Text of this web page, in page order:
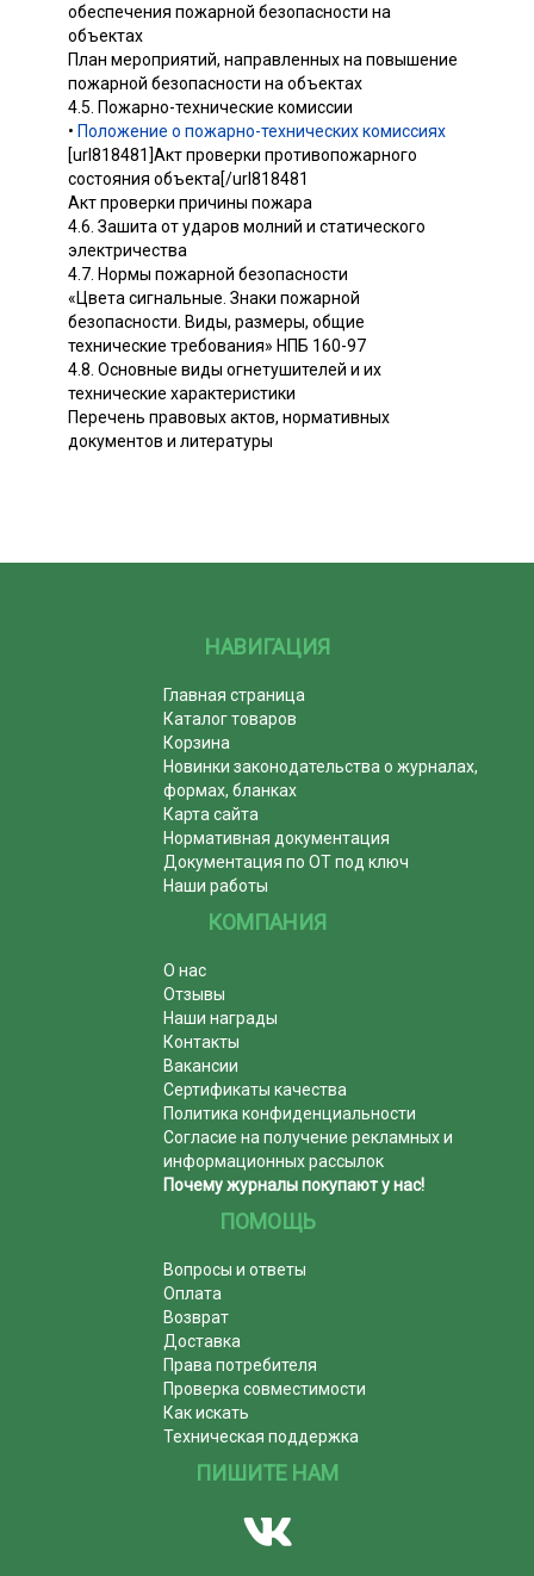
обеспечения пожарной безопасности на
объектах
План мероприятий, направленных на повышение
пожарной безопасности на объектах
4.5. Пожарно-технические комиссии
• Положение о пожарно-технических комиссиях
[url818481]Акт проверки противопожарного
состояния объекта[/url818481
Акт проверки причины пожара
4.6. Зашита от ударов молний и статического
электричества
4.7. Нормы пожарной безопасности
«Цвета сигнальные. Знаки пожарной
безопасности. Виды, размеры, общие
технические требования» НПБ 160-97
4.8. Основные виды огнетушителей и их
технические характеристики
Перечень правовых актов, нормативных
документов и литературы
НАВИГАЦИЯ
Главная страница
Каталог товаров
Корзина
Новинки законодательства о журналах,
формах, бланках
Карта сайта
Нормативная документация
Документация по ОТ под ключ
Наши работы
КОМПАНИЯ
О нас
Отзывы
Наши награды
Контакты
Вакансии
Сертификаты качества
Политика конфиденциальности
Согласие на получение рекламных и
информационных рассылок
Почему журналы покупают у нас!
ПОМОЩЬ
Вопросы и ответы
Оплата
Возврат
Доставка
Права потребителя
Проверка совместимости
Как искать
Техническая поддержка
ПИШИТЕ НАМ